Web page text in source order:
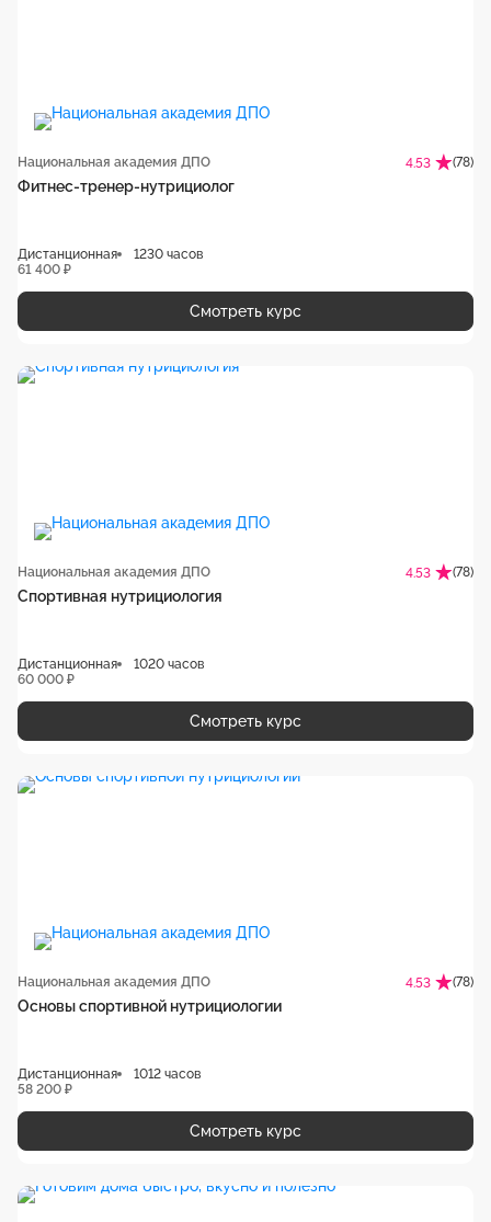
Национальная академия ДПО 4.53 (78)
Фитнес-тренер-нутрициолог
Дистанционная
1230 часов
61 400 ₽
Смотреть курс
Национальная академия ДПО 4.53 (78)
Спортивная нутрициология
Дистанционная
1020 часов
60 000 ₽
Смотреть курс
Национальная академия ДПО 4.53 (78)
Основы спортивной нутрициологии
Дистанционная
1012 часов
58 200 ₽
Смотреть курс